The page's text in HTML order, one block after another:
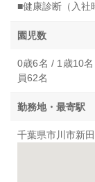
■健康診断（入社
園児数
0歳6名 / 1歳10
員62名
勤務地・最寄駅
千葉県市川市新